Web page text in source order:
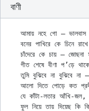
বাণী
আমায় নহে গো – ভালবাস
বনের পাখিরে কে চিনে
চাঁদেরে কে চায় – জোছনা
গীত শেষে বীণা প’ড়ে
তুমি বুঝিবে না বুঝিবে না —
আলো দিতে পোড়ে কত
যে কাঁটা-লতার আঁখি-
ফুল নিয়ে তায় দিয়েছ কি